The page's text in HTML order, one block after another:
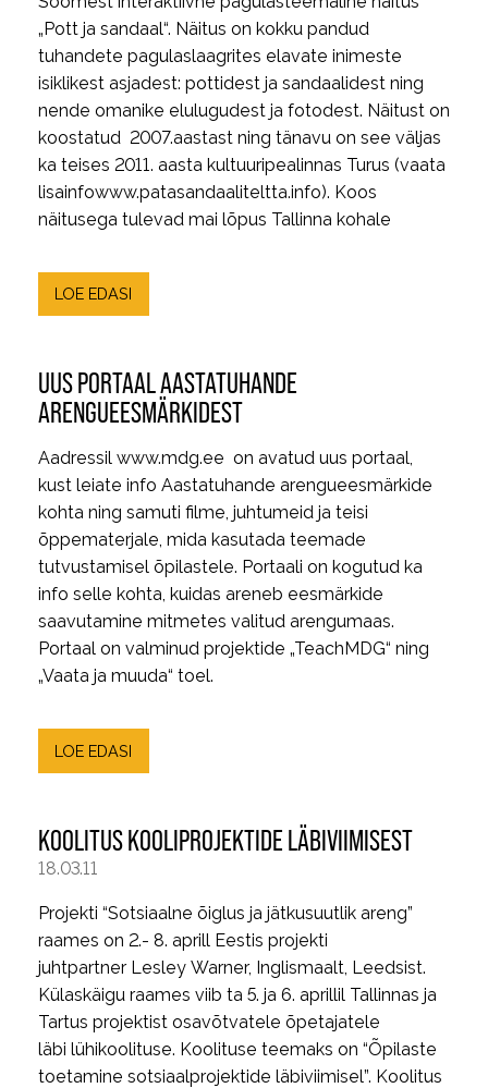
„Pott ja sandaal“. Näitus on kokku pandud
tuhandete pagulaslaagrites elavate inimeste
isiklikest asjadest: pottidest ja sandaalidest ning
nende omanike elulugudest ja fotodest. Näitust on
koostatud 2007.aastast ning tänavu on see väljas
ka teises 2011. aasta kultuuripealinnas Turus (vaata
lisainfowww.patasandaaliteltta.info). Koos
näitusega tulevad mai lõpus Tallinna kohale
LOE EDASI
UUS PORTAAL AASTATUHANDE
ARENGUEESMÄRKIDEST
Aadressil www.mdg.ee on avatud uus portaal,
kust leiate info Aastatuhande arengueesmärkide
kohta ning samuti filme, juhtumeid ja teisi
õppematerjale, mida kasutada teemade
tutvustamisel õpilastele. Portaali on kogutud ka
info selle kohta, kuidas areneb eesmärkide
saavutamine mitmetes valitud arengumaas.
Portaal on valminud projektide „TeachMDG“ ning
„Vaata ja muuda“ toel.
LOE EDASI
KOOLITUS KOOLIPROJEKTIDE LÄBIVIIMISEST
18.03.11
Projekti “Sotsiaalne õiglus ja jätkusuutlik areng”
raames on 2.- 8. aprill Eestis projekti
juhtpartner Lesley Warner, Inglismaalt, Leedsist.
Külaskäigu raames viib ta 5. ja 6. aprillil Tallinnas ja
Tartus projektist osavõtvatele õpetajatele
läbi lühikoolituse. Koolituse teemaks on “Õpilaste
toetamine sotsiaalprojektide läbiviimisel”. Koolitus